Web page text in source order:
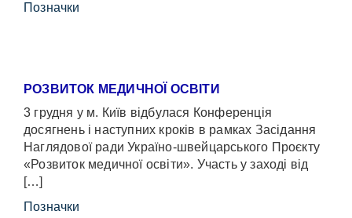
Позначки
РОЗВИТОК МЕДИЧНОЇ ОСВІТИ
3 грудня у м. Київ відбулася Конференція
досягнень і наступних кроків в рамках Засідання
Наглядової ради Україно-швейцарського Проєкту
«Розвиток медичної освіти». Участь у заході від
[…]
Позначки